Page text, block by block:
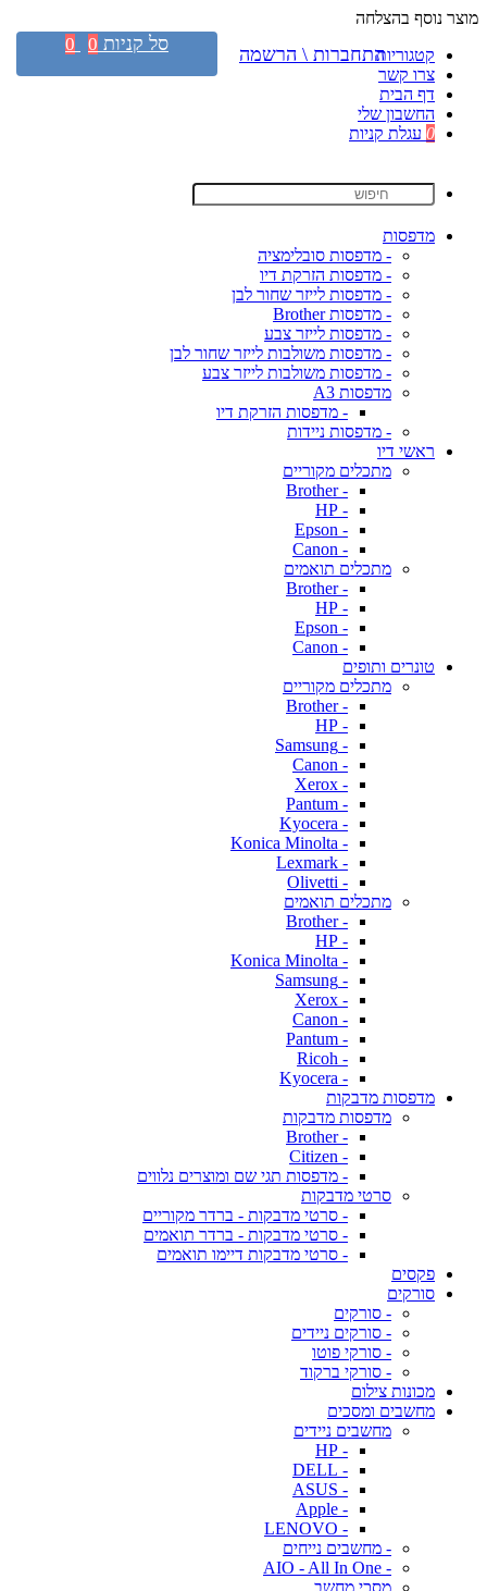
מוצר נוסף בהצלחה
קטגוריות
צרו קשר
דף הבית
החשבון שלי
0 עגלת קניות
מדפסות
- מדפסות סובלימציה
- מדפסות הזרקת דיו
- מדפסות לייזר שחור לבן
- מדפסות Brother
- מדפסות לייזר צבע
- מדפסות משולבות לייזר שחור לבן
- מדפסות משולבות לייזר צבע
מדפסות A3
- מדפסות הזרקת דיו
- מדפסות ניידות
ראשי דיו
מתכלים מקוריים
- Brother
- HP
- Epson
- Canon
מתכלים תואמים
- Brother
- HP
- Epson
- Canon
טונרים ותופים
מתכלים מקוריים
- Brother
- HP
- Samsung
- Canon
- Xerox
- Pantum
- Kyocera
- Konica Minolta
- Lexmark
- Olivetti
מתכלים תואמים
- Brother
- HP
- Konica Minolta
- Samsung
- Xerox
- Canon
- Pantum
- Ricoh
- Kyocera
מדפסות מדבקות
מדפסות מדבקות
- Brother
- Citizen
- מדפסות תגי שם ומוצרים נלווים
סרטי מדבקות
- סרטי מדבקות - ברדר מקוריים
- סרטי מדבקות - ברדר תואמים
- סרטי מדבקות דיימו תואמים
פקסים
סורקים
- סורקים
- סורקים ניידים
- סורקי פוטו
- סורקי ברקוד
מכונות צילום
מחשבים ומסכים
מחשבים ניידים
- HP
- DELL
- ASUS
- Apple
- LENOVO
- מחשבים נייחים
- AIO - All In One
מסכי מחשב
התחברות \ הרשמה סל קניות 0
0